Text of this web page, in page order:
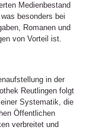
Medienbestand
besonders bei
Romanen und
von Vorteil ist.
in der
Reutlingen folgt
Systematik, die
Öffentlichen
verbreitet und